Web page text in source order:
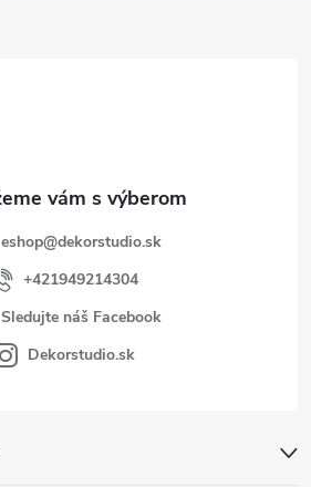
eshop@dekorstudio.sk
+421949214304
Sledujte náš Facebook
Dekorstudio.sk